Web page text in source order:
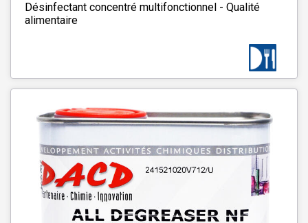
Désinfectant concentré multifonctionnel - Qualité
alimentaire